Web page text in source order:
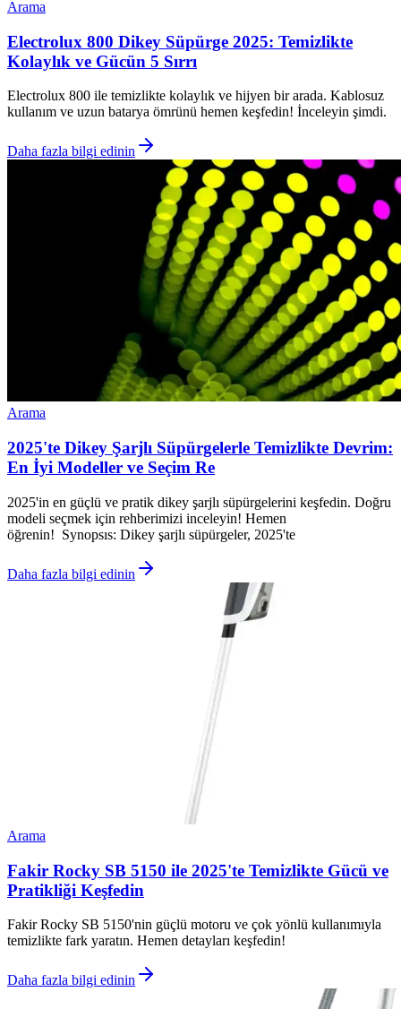
Arama
Electrolux 800 Dikey Süpürge 2025: Temizlikte
Kolaylık ve Gücün 5 Sırrı
Electrolux 800 ile temizlikte kolaylık ve hijyen bir arada. Kablosuz
kullanım ve uzun batarya ömrünü hemen keşfedin! İnceleyin şimdi.
Daha fazla bilgi edinin
Arama
2025'te Dikey Şarjlı Süpürgelerle Temizlikte Devrim:
En İyi Modeller ve Seçim Re
2025'in en güçlü ve pratik dikey şarjlı süpürgelerini keşfedin. Doğru
modeli seçmek için rehberimizi inceleyin! Hemen
öğrenin! Synopsıs: Dikey şarjlı süpürgeler, 2025'te
Daha fazla bilgi edinin
Arama
Fakir Rocky SB 5150 ile 2025'te Temizlikte Gücü ve
Pratikliği Keşfedin
Fakir Rocky SB 5150'nin güçlü motoru ve çok yönlü kullanımıyla
temizlikte fark yaratın. Hemen detayları keşfedin!
Daha fazla bilgi edinin